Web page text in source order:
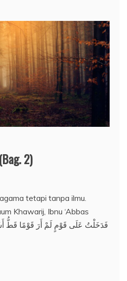
2)
tetapi tanpa ilmu.
Khawarij, Ibnu ‘Abbas